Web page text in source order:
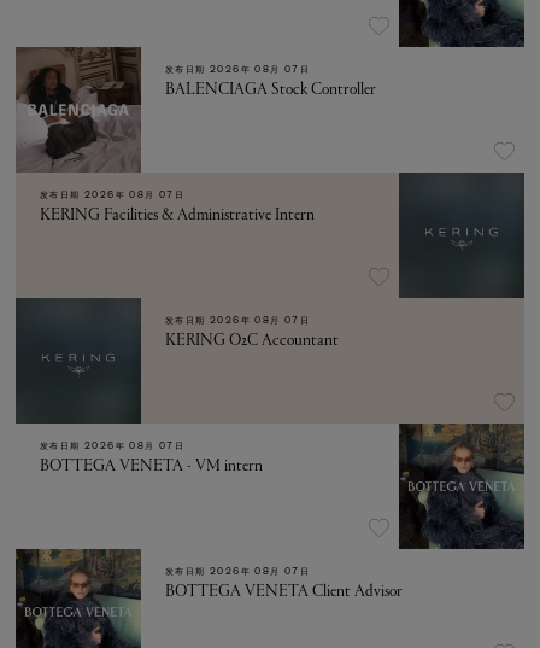
发布日期 2026年 08月 07日
BALENCIAGA Stock Controller
发布日期 2026年 08月 07日
KERING Facilities & Administrative Intern
发布日期 2026年 08月 07日
KERING O2C Accountant
发布日期 2026年 08月 07日
BOTTEGA VENETA - VM intern
发布日期 2026年 08月 07日
BOTTEGA VENETA Client Advisor